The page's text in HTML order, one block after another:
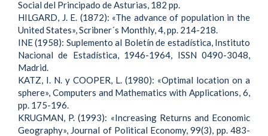
Social del Principado de Asturias, 182 pp.
HILGARD, J. E. (1872): «The advance of population in the
United States», Scribner´s Monthly, 4, pp. 214-218.
INE (1958): Suplemento al Boletín de estadística, Instituto
Nacional de Estadística, 1946-1964, ISSN 0490-3048,
Madrid.
KATZ, I. N. y COOPER, L. (1980): «Optimal location on a
sphere», Computers and Mathematics with Applications, 6,
pp. 175-196.
KRUGMAN, P. (1993): «Increasing Returns and Economic
Geography», Journal of Political Economy, 99(3), pp. 483-